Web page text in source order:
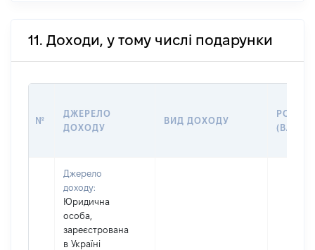
11. Доходи, у тому числі подарунки
№
ДЖЕРЕЛО
ДОХОДУ
ВИД ДОХОДУ
РОЗМІР
Джерело
доходу:
Юридична
особа,
зареєстрована
в Україні